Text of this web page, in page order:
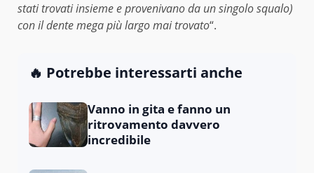
stati trovati insieme e provenivano da un singolo squalo)
con il dente mega più largo mai trovato“.
🔥 Potrebbe interessarti anche
Vanno in gita e fanno un
ritrovamento davvero
incredibile